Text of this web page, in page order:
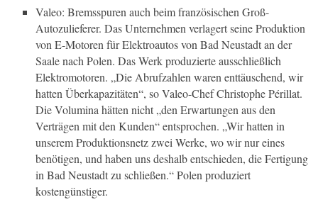
Valeo: Bremsspuren auch beim französischen Groß-
Autozulieferer. Das Unternehmen verlagert seine Produktion
von E-Motoren für Elektroautos von Bad Neustadt an der
Saale nach Polen. Das Werk produzierte ausschließlich
Elektromotoren. „Die Abrufzahlen waren enttäuschend, wir
hatten Überkapazitäten“, so Valeo-Chef Christophe Périllat.
Die Volumina hätten nicht „den Erwartungen aus den
Verträgen mit den Kunden“ entsprochen. „Wir hatten in
unserem Produktionsnetz zwei Werke, wo wir nur eines
benötigen, und haben uns deshalb entschieden, die Fertigung
in Bad Neustadt zu schließen.“ Polen produziert
kostengünstiger.